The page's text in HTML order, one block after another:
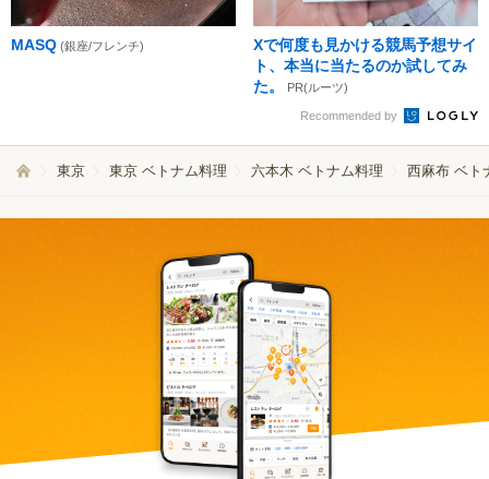
MASQ (銀座/フレンチ)
Xで何度も見かける競馬予想サイ
ト、本当に当たるのか試してみ
た。
PR(ルーツ)
Recommended by
東京 東京 ベトナム料理 六本木 ベトナム料理 西麻布 ベト